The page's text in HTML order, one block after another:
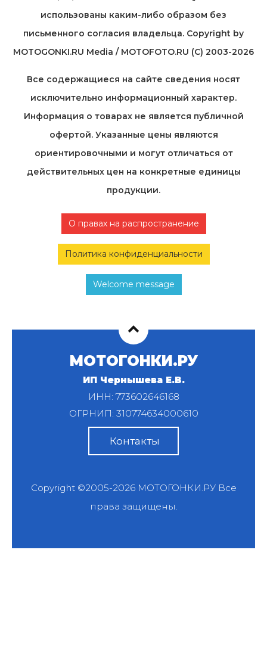
использованы каким-либо образом без
письменного согласия владельца. Copyright by
MOTOGONKI.RU Media / MOTOFOTO.RU (C) 2003-2026
Все содержащиеся на cайте сведения носят
исключительно информационный характер.
Информация о товарах не является публичной
офертой. Указанные цены являются
ориентировочными и могут отличаться от
действительных цен на конкретные единицы
продукции.
О правах на распространение
Политика конфиденциальности
Welcome message
МОТОГОНКИ.РУ
ИП Чернышева Е.В.
ИНН: 773602646168
ОГРНИП: 310774634000610
Контакты
Copyright ©2005-2026 МОТОГОНКИ.РУВсе
права защищены.